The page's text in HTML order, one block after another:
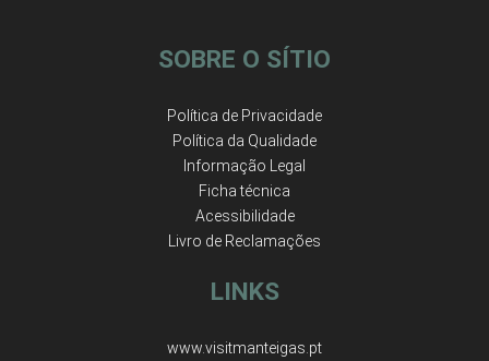
SOBRE O SÍTIO
Política de Privacidade
Política da Qualidade
Informação Legal
Ficha técnica
Acessibilidade
Livro de Reclamações
LINKS
www.visitmanteigas.pt